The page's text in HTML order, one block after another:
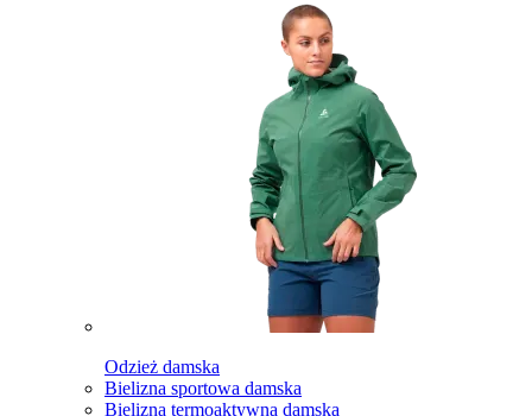
Odzież damska
Bielizna sportowa damska
Bielizna termoaktywna damska